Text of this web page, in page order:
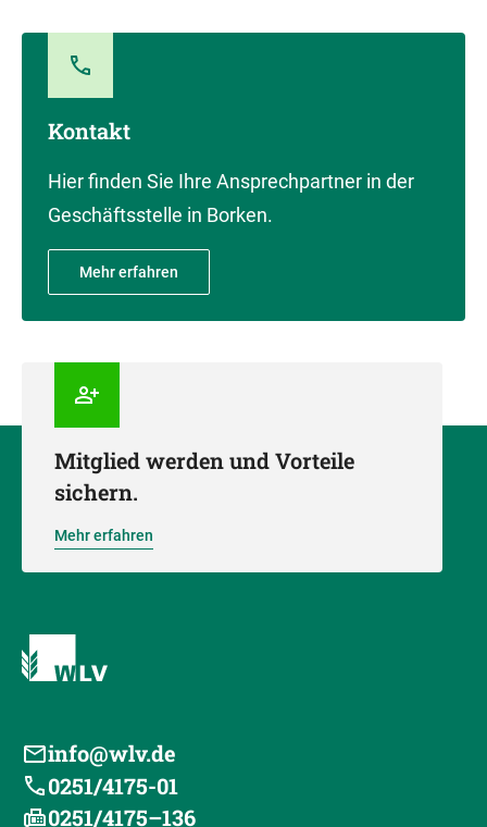
Kontakt
Hier finden Sie Ihre Ansprechpartner in der
Geschäftsstelle in Borken.
Mehr erfahren
Mitglied werden und Vorteile
sichern.
Mehr erfahren
info@wlv.de
0251/4175-01
0251/4175–136